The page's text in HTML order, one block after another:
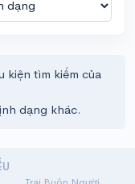
kiện tìm kiếm của
dạng khác.